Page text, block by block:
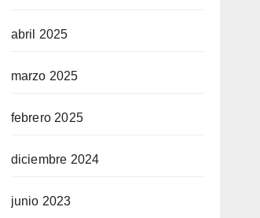
abril 2025
marzo 2025
febrero 2025
diciembre 2024
junio 2023